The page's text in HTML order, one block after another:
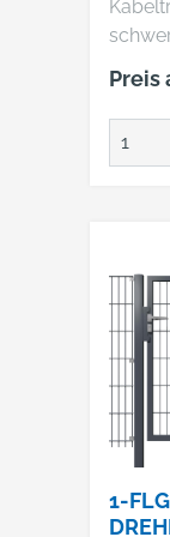
misch
und 3
Preis
1-